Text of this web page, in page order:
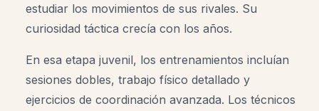
estudiar los movimientos de sus rivales. Su
curiosidad táctica crecía con los años.
En esa etapa juvenil, los entrenamientos incluían
sesiones dobles, trabajo físico detallado y
ejercicios de coordinación avanzada. Los técnicos